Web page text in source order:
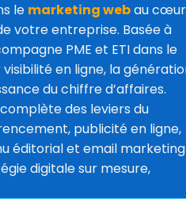
le marketing webau cœur
votre entreprise. Basée à
PME et ETI dans le
en ligne, la
du chiffre d’affaires.
des leviers du
publicité en ligne,
éditorial et email marketing
digitale sur mesure,